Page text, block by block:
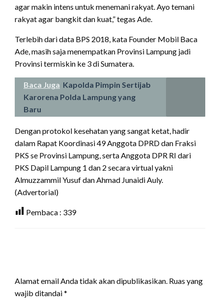
agar makin intens untuk menemani rakyat. Ayo temani
rakyat agar bangkit dan kuat,” tegas Ade.
Terlebih dari data BPS 2018, kata Founder Mobil Baca
Ade, masih saja menempatkan Provinsi Lampung jadi
Provinsi termiskin ke 3 di Sumatera.
Baca Juga Kapolda Pimpin Sertijab
Karorena Polda Lampung yang
Baru
Dengan protokol kesehatan yang sangat ketat, hadir
dalam Rapat Koordinasi 49 Anggota DPRD dan Fraksi
PKS se Provinsi Lampung, serta Anggota DPR RI dari
PKS Dapil Lampung 1 dan 2 secara virtual yakni
Almuzzammil Yusuf dan Ahmad Junaidi Auly.
(Advertorial)
Pembaca : 339
Alamat email Anda tidak akan dipublikasikan. Ruas yang
wajib ditandai*